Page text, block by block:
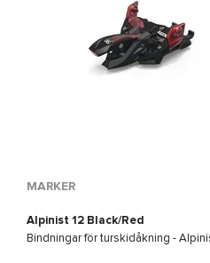
MARKER
Alpinist 12 Black/Red
Bindningar för turskidåkning -